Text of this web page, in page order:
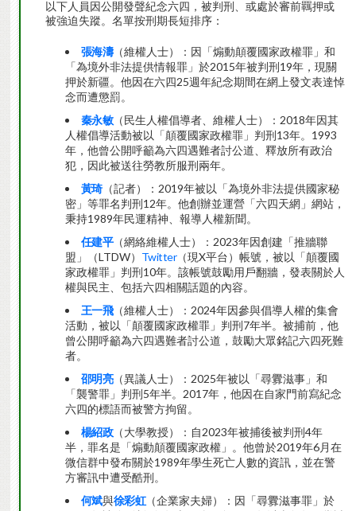
以下人員因公開發聲紀念六四，被判刑、或處於審前羈押或
被強迫失蹤。名單按刑期長短排序：
張海濤（維權人士）：因「煽動顛覆國家政權罪」和
「為境外非法提供情報罪」於2015年被判刑19年，現關
押於新疆。他因在六四25週年紀念期間在網上發文表達悼
念而遭懲罰。
秦永敏（民生人權倡導者、維權人士）：2018年因其
人權倡導活動被以「顛覆國家政權罪」判刑13年。1993
年，他曾公開呼籲為六四遇難者討公道、釋放所有政治
犯，因此被送往勞教所服刑兩年。
黃琦（記者）：2019年被以「為境外非法提供國家秘
密」等罪名判刑12年。他創辦並運營「六四天網」網站，
秉持1989年民運精神、報導人權新聞。
任建平（網絡維權人士）：2023年因創建「推牆聯
盟」（LTDW） Twitter（現X平台）帳號，被以「顛覆國
家政權罪」判刑10年。該帳號鼓勵用戶翻牆，發表關於人
權與民主、包括六四相關話題的內容。
王一飛（維權人士）：2024年因參與倡導人權的集會
活動，被以「顛覆國家政權罪」判刑7年半。被捕前，他
曾公開呼籲為六四遇難者討公道，鼓勵大眾銘記六四死難
者。
邵明亮（異議人士）：2025年被以「尋釁滋事」和
「襲警罪」判刑5年半。2017年，他因在自家門前寫紀念
六四的標語而被警方拘留。
楊紹政（大學教授）：自2023年被捕後被判刑4年
半，罪名是「煽動顛覆國家政權」。他曾於2019年6月在
微信群中發布關於1989年學生死亡人數的資訊，並在警
方審訊中遭受酷刑。
何斌與徐彩虹（企業家夫婦）：因「尋釁滋事罪」於